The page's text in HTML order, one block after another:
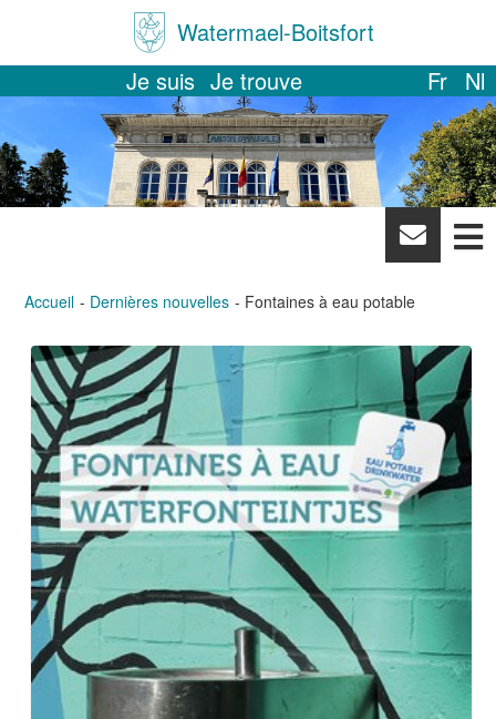
Watermael-Boitsfort
Je suis Je trouve Fr Nl
News
letter
Accueil Dernières nouvelles Fontaines à eau potable